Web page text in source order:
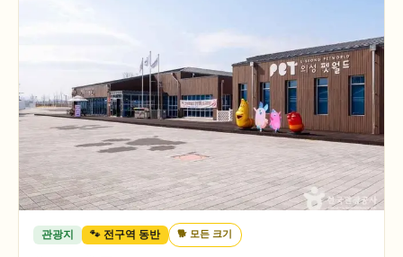
관광지 🐾 전구역 동반 🐕모든 크기